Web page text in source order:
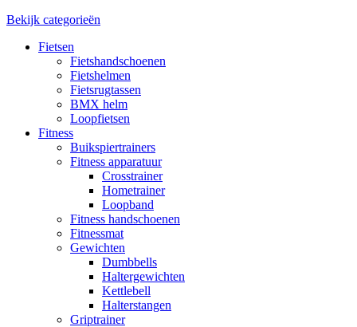
Bekijk categorieën
Fietsen
Fietshandschoenen
Fietshelmen
Fietsrugtassen
BMX helm
Loopfietsen
Fitness
Buikspiertrainers
Fitness apparatuur
Crosstrainer
Hometrainer
Loopband
Fitness handschoenen
Fitnessmat
Gewichten
Dumbbells
Haltergewichten
Kettlebell
Halterstangen
Griptrainer